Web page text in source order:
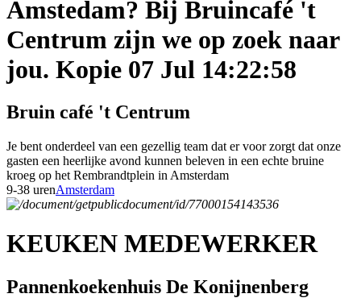
Amstedam? Bij Bruincafé 't
Centrum zijn we op zoek naar
jou. Kopie 07 Jul 14:22:58
Bruin café 't Centrum
Je bent onderdeel van een gezellig team dat er voor zorgt dat onze
gasten een heerlijke avond kunnen beleven in een echte bruine
kroeg op het Rembrandtplein in Amsterdam
9-38 urenAmsterdam
KEUKEN MEDEWERKER
Pannenkoekenhuis De Konijnenberg